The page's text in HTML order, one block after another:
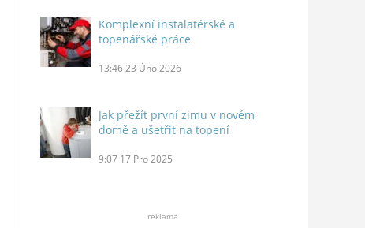
Komplexní instalatérské a
topenářské práce
13:46 23 Úno 2026
Jak přežít první zimu v novém
domě a ušetřit na topení
9:07 17 Pro 2025
reklama